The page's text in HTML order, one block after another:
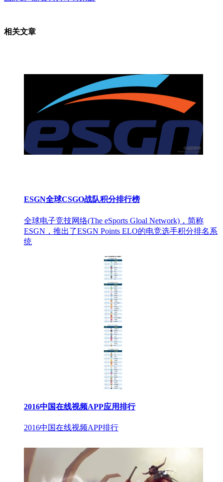
相关文章
ESGN全球CSGO战队积分排行榜
全球电子竞技网络(The eSports Gloal Network)，简称
ESGN，推出了ESGN Points ELO的电竞选手积分排名系
统
2016中国在线视频APP应用排行
2016中国在线视频APP排行